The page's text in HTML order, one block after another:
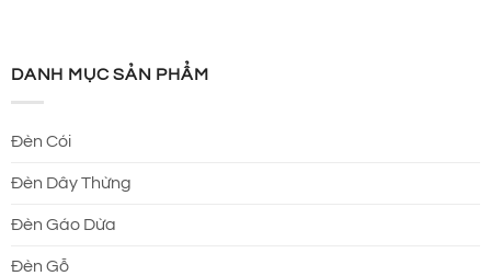
DANH MỤC SẢN PHẨM
Đèn Cói
Đèn Dây Thừng
Đèn Gáo Dừa
Đèn Gỗ